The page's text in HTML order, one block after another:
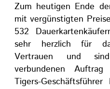
Zum heutigen Ende
mit vergünstigten
532
sehr herzlich für
Vertrauen und
verbundenen
Tigers-